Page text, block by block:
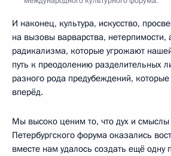
И наконец, культура, искусство,
на вызовы варварства, нетерпимости,
радикализма, которые угрожают
путь к преодолению разделительных
разного рода предубеждений,
вперёд.
Мы высоко ценим то, что дух и смыслы
Петербургского форума оказались
вместе нам удалось создать ещё одну